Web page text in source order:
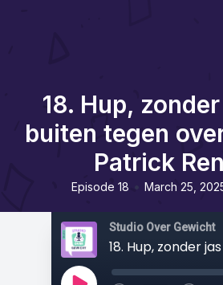
18. Hup,
buiten tegen
Patrick
Episode 18 • March 25,
Studio Over Gewicht